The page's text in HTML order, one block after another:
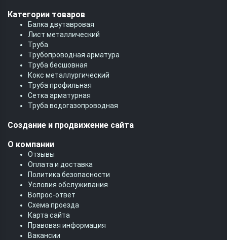
Категории товаров
Балка двутавровая
Лист металлический
Труба
Трубопроводная арматура
Труба бесшовная
Кокс металлургический
Труба профильная
Cетка арматурная
Труба водогазопроводная
Создание и продвижение сайта
О компании
Отзывы
Оплата и доставка
Политика безопасности
Условия обслуживания
Вопрос-ответ
Схема проезда
Карта сайта
Правовая информация
Вакансии